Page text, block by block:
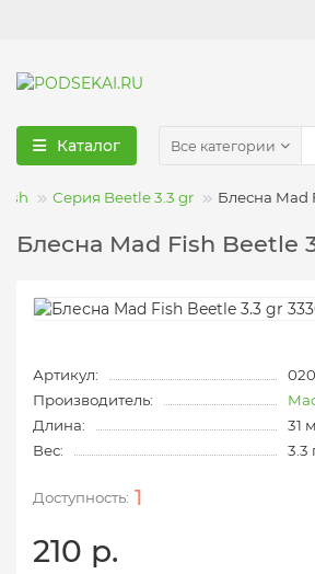
Каталог Все категории
Серия Beetle 3.3 gr Блесна Mad
Блесна Mad Fish Beetle
Артикул:
Производитель:
Длина:
31
Вес:
3.3
1
210 р.